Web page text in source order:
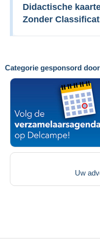
Categorie gesponsord door
Uw
Didactische
Zonder